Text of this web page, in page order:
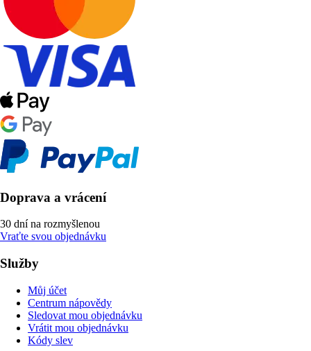
Doprava a vrácení
30 dní na rozmyšlenou
Vraťte svou objednávku
Služby
Můj účet
Centrum nápovědy
Sledovat mou objednávku
Vrátit mou objednávku
Kódy slev